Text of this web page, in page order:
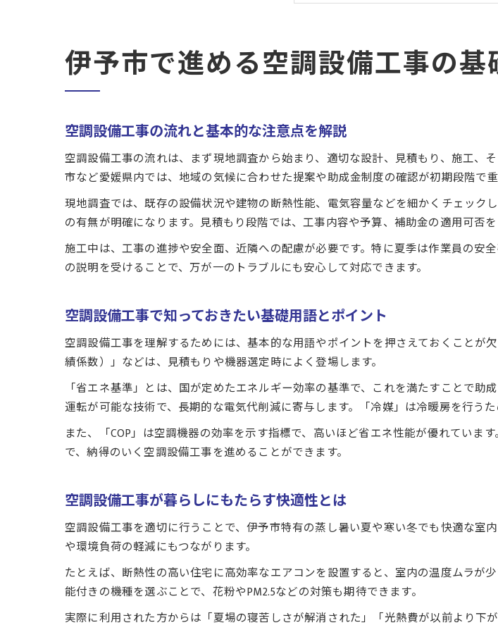
空調設備工事における地
空調設備工事のための補助
補助金申請時に押さえてお
空調設備工事を検討するなら知
空調設備工事の事前準備と
空調設備工事の見積もり
空調設備工事の着工前に
空調設備工事の現場管理
空調設備工事の完了後に必
空調設備工事の業者選びで
空調設備工事の快適性を
空調設備工事に適した施工
空調設備工事で安心感を
空調設備工事の失敗を防
空調設備工事における見積も
空調設備工事の見積もり
空調設備工事と補助金活
空調設備工事で補助金を有
空調設備工事の補助金申
伊予市で進める空調設備工事の基
空調設備工事の流れと基本的な注意点を解説
空調設備工事の流れは、まず現地調査から始まり、適切な設計、見積もり、施工、
市など愛媛県内では、地域の気候に合わせた提案や助成金制度の確認が初期段階で重
現地調査では、既存の設備状況や建物の断熱性能、電気容量などを細かくチェッ
の有無が明確になります。見積もり段階では、工事内容や予算、補助金の適用可否を
施工中は、工事の進捗や安全面、近隣への配慮が必要です。特に夏季は作業員の安
の説明を受けることで、万が一のトラブルにも安心して対応できます。
空調設備工事で知っておきたい基礎用語とポイント
空調設備工事を理解するためには、基本的な用語やポイントを押さえておくことが
績係数）」などは、見積もりや機器選定時によく登場します。
「省エネ基準」とは、国が定めたエネルギー効率の基準で、これを満たすことで
運転が可能な技術で、長期的な電気代削減に寄与します。「冷媒」は冷暖房を行う
また、「COP」は空調機器の効率を示す指標で、高いほど省エネ性能が優れてい
で、納得のいく空調設備工事を進めることができます。
空調設備工事が暮らしにもたらす快適性とは
空調設備工事を適切に行うことで、伊予市特有の蒸し暑い夏や寒い冬でも快適な
や環境負荷の軽減にもつながります。
たとえば、断熱性の高い住宅に高効率なエアコンを設置すると、室内の温度ムラが
能付きの機種を選ぶことで、花粉やPM2.5などの対策も期待できます。
実際に利用された方からは「夏場の寝苦しさが解消された」「光熱費が以前より